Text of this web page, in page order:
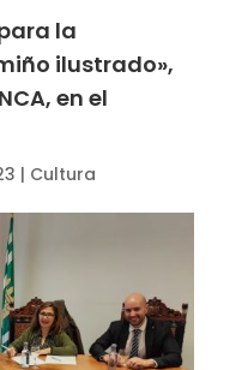
la
ilustrado»,
en el
| Cultura